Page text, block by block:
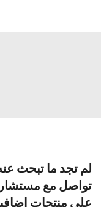
لم تجد ما تبحث
تواصل مع
على منتجات